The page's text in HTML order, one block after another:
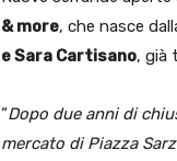
& more, che nasce
e Sara Cartisano, già
“Dopo due anni di
mercato di Piazza